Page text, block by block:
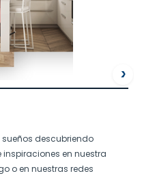
descubriendo
inspiraciones en nuestra
o en nuestras redes